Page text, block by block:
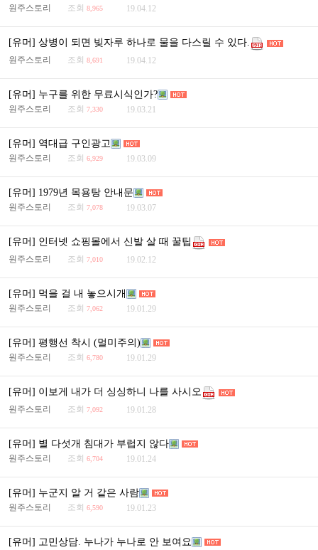
원주스토리 조회 8,965 19.04.12
[유머] 상병이 되면 빚자루 하나로 물을 다스릴 수 있다.
원주스토리 조회 8,691 19.04.12
[유머] 누구를 위한 무료시식인가?
원주스토리 조회 7,330 19.03.21
[유머] 역대급 구인광고
원주스토리 조회 6,929 19.03.09
[유머] 1979년 목용탕 안내문
원주스토리 조회 7,078 19.03.07
[유머] 인터넷 쇼핑몰에서 신발 살 때 꿀팁
원주스토리 조회 7,010 19.02.12
[유머] 먹을 걸 내 놓으시개
원주스토리 조회 7,062 19.01.29
[유머] 평행선 착시 (멀미주의)
원주스토리 조회 6,780 19.01.29
[유머] 이보게 내가 더 싱싱하니 나를 사시오
원주스토리 조회 7,092 19.01.28
[유머] 별 다섯개 침대가 부럽지 않다
원주스토리 조회 6,704 19.01.24
[유머] 누군지 알 거 같은 사람
원주스토리 조회 6,590 19.01.23
[유머] 고민상담. 누나가 누나로 안 보여요